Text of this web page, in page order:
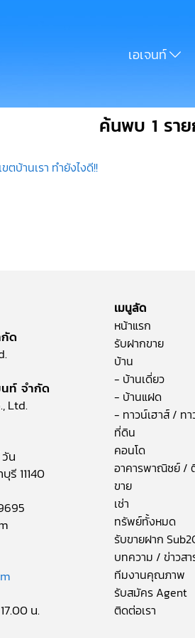
เอเจนท์
ค้นพบ 1 รา
ตบ้านเรา ทำยังไงดี!!
ด
ท์ จำกัด
Ltd.
น
รี 11140
น.
เมนูลัด
หน้าแรก
รับฝากขาย
บ้าน
- บ้านเดี่ยว
- บ้านแฝด
- ทาวน์เฮาส์ / ทา
ที่ดิน
คอนโด
อาคารพาณิชย์ /
ขาย
เช่า
ทรัพย์ทั้งหมด
รับขายฝาก
บทความ / ข่าวสา
ทีมงานคุณภาพ
รับสมัคร Agent
ติดต่อเรา